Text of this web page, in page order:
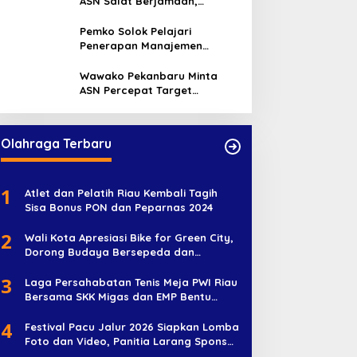
Jadi Empat Kali
Pemko Solok Pelajari
Penerapan Manajemen
Wawako Pekanbaru Minta
ASN Percepat Target
Olahraga Terbaru
1
Atlet dan Pelatih Riau Kembali Tagih
Sisa Bonus PON dan Peparnas 2024
2
Wali Kota Apresiasi Bike for Green City,
Dorong Budaya Bersepeda dan
3
Laga Persahabatan Tenis Meja PWI Riau
Bersama SKK Migas dan EMP Bentu
4
Festival Pacu Jalur 2026 Siapkan Lomba
Foto dan Video, Panitia Larang Sponsor